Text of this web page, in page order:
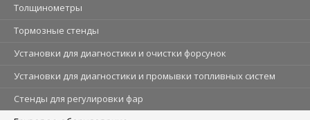
Толщинометры
Тормозные стенды
Установки для диагностики и очистки форсунок
Установки для диагностики и промывки топливных систем
Стенды для регулировки фар